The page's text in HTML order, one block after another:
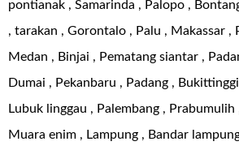
pontianak , Samarinda , Palopo ,
, tarakan , Gorontalo , Palu , Makassar ,
Medan , Binjai , Pematang siantar ,
Dumai , Pekanbaru , Padang ,
Lubuk linggau , Palembang ,
Muara enim , Lampung , Bandar